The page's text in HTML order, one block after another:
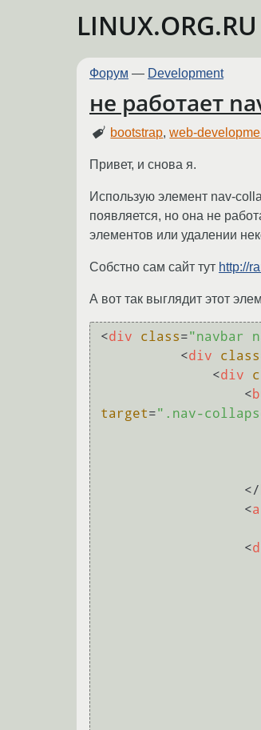
LINUX.ORG.RU
Форум — Development
не работает
bootstrap,web-
Привет, и снова я.
Использую элемент nav-
появляется, но она не
элементов или удалении
Собстно сам сайт тут http://
А вот так выглядит этот
<div class="navbar
<div class
<div
<
target=".nav-
</
<a
<